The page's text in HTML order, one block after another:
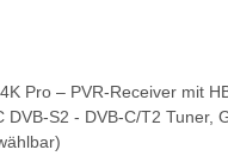
Pro – PVR-Receiver mit
DVB-S2 - DVB-C/T2 Tuner,